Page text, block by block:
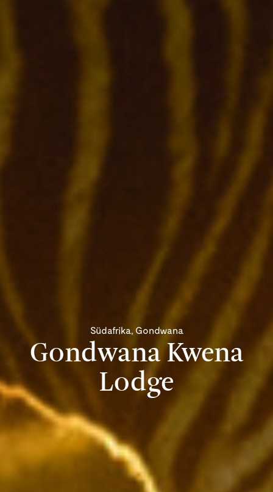
Südafrika, Gondwana
Gondwana Kwena
Lodge